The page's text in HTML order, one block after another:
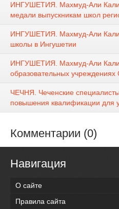
ИНГУШЕТИЯ. Махмуд-Али
медали выпускникам школ
ИНГУШЕТИЯ. Махмуд-Али
школы в Ингушетии
ИНГУШЕТИЯ. Махмуд-Али
образовательных учреждениях
ЧЕЧНЯ. Чеченские
повышения квалификации для
Комментарии (0)
Навигация
О сайте
Правила сайта